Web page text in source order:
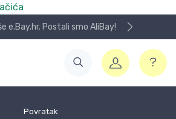
e.Bay.hr. Postali smo AliBay!
Povratak